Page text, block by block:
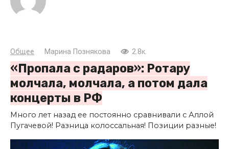
Общее Марина Познякова 2.8к.
«Пропала с радаров»: Ротару
молчала, молчала, а потом дала
концерты в РФ
Много лет назад ее постоянно сравнивали с Аллой
Пугачевой! Разница колоссальная! Позиции разные!